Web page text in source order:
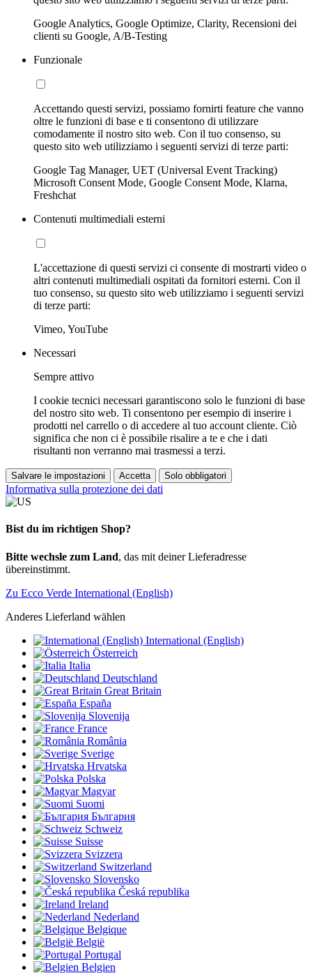
Google Analytics, Google Optimize, Clarity, Recensioni dei
clienti su Google, A/B-Testing
Funzionale
Accettando questi servizi, possiamo fornirti feature che vanno
oltre le funzioni di base e ti consentono di utilizzare
comodamente il nostro sito web. Con il tuo consenso, su
questo sito web utilizziamo i seguenti servizi di terze parti:
Google Tag Manager, UET (Universal Event Tracking)
Microsoft Consent Mode, Google Consent Mode, Klarna,
Freshchat
Contenuti multimediali esterni
L'accettazione di questi servizi ci consente di mostrarti video o
altri contenuti multimediali ospitati da fornitori esterni. Con il
tuo consenso, su questo sito web utilizziamo i seguenti servizi
di terze parti:
Vimeo, YouTube
Necessari
Sempre attivo
I cookie tecnici necessari garantiscono solo le funzioni di base
del nostro sito web. Ti consentono per esempio di inserire i
prodotti nel carrello o di accedere al tuo account cliente. Ciò
significa che non ci è possibile risalire a te e che i dati
risultanti non verranno mai trasmessi a terzi.
Salvare le impostazioni Accetta Solo obbligatori
Informativa sulla protezione dei dati
Bist du im richtigen Shop?
Bitte wechsle zum Land, das mit deiner Lieferadresse
übereinstimmt.
Zu Ecco Verde International (English)
Anderes Lieferland wählen
International (English)
Österreich
Italia
Deutschland
Great Britain
España
Slovenija
France
România
Sverige
Hrvatska
Polska
Magyar
Suomi
България
Schweiz
Suisse
Svizzera
Switzerland
Slovensko
Česká republika
Ireland
Nederland
Belgique
België
Portugal
Belgien